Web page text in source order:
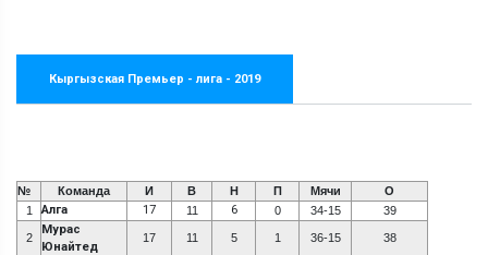
Кыргызская Премьер - лига - 2019
№ Команда И В Н П Мячи
О
1
Алга 17 11 6 0 34-15 39
2
Мурас
Юнайтед
17 11 5 1 36-15 38